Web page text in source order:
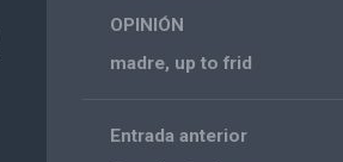
OPINIÓN
madre, up to frid
Entrada anterior